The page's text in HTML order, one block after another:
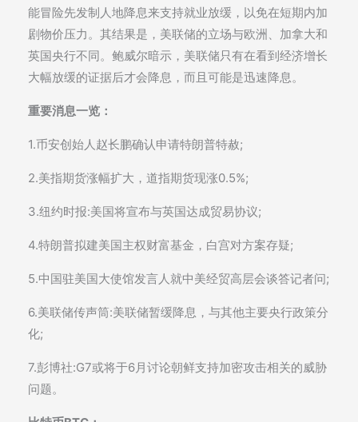
能冒险先发制人地降息来支持就业放缓，以免在短期内加
剧物价压力。其结果是，美联储的立场与欧洲、加拿大和
英国央行不同。鲍威尔暗示，美联储只有在看到经济增长
大幅放缓的证据后才会降息，而且可能是迅速降息。
重要消息一览：
1.币安创始人赵长鹏确认申请特朗普特赦;
2.美指期货涨幅扩大，道指期货现涨0.5%;
3.纽约时报:美国将宣布与英国达成贸易协议;
4.特朗普拟建美国主权财富基金，白宫对方案存疑;
5.中国驻美国大使馆发言人就中美经贸高层会谈答记者问;
6.美联储传声筒:美联储暂缓降息，与其他主要央行政策分
化;
7.彭博社:G7或将于6月讨论朝鲜支持加密攻击相关的威胁
问题。